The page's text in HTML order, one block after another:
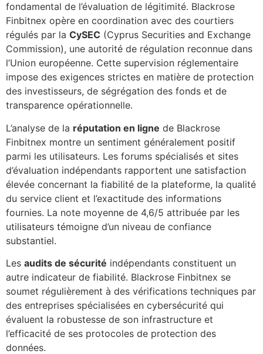
fondamental de l’évaluation de légitimité. Blackrose
Finbitnex opère en coordination avec des courtiers
régulés par la CySEC (Cyprus Securities and Exchange
Commission), une autorité de régulation reconnue dans
l’Union européenne. Cette supervision réglementaire
impose des exigences strictes en matière de protection
des investisseurs, de ségrégation des fonds et de
transparence opérationnelle.
L’analyse de la réputation en ligne de Blackrose
Finbitnex montre un sentiment généralement positif
parmi les utilisateurs. Les forums spécialisés et sites
d’évaluation indépendants rapportent une satisfaction
élevée concernant la fiabilité de la plateforme, la qualité
du service client et l’exactitude des informations
fournies. La note moyenne de 4,6/5 attribuée par les
utilisateurs témoigne d’un niveau de confiance
substantiel.
Les audits de sécurité indépendants constituent un
autre indicateur de fiabilité. Blackrose Finbitnex se
soumet régulièrement à des vérifications techniques par
des entreprises spécialisées en cybersécurité qui
évaluent la robustesse de son infrastructure et
l’efficacité de ses protocoles de protection des
données.